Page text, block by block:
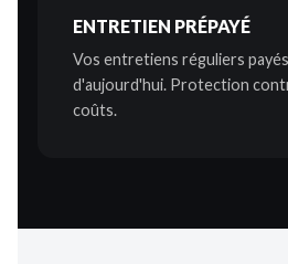
ENTRETIEN PRÉPAYÉ
Vos entretiens réguliers
d'aujourd'hui. Protection
coûts.